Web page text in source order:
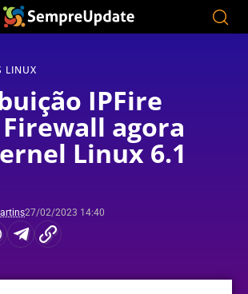
LINUX
IPFire
agora
Linux 6.1
27/02/2023 14:40